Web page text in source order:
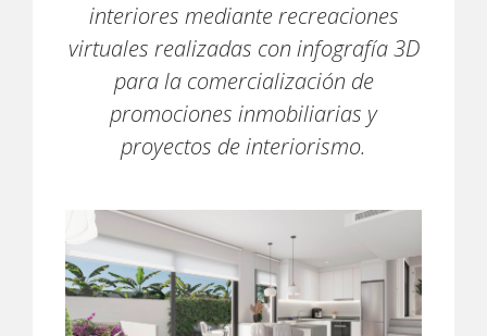
interiores mediante recreaciones
virtuales realizadas con infografía 3D
para la comercialización de
promociones inmobiliarias y
proyectos de interiorismo.